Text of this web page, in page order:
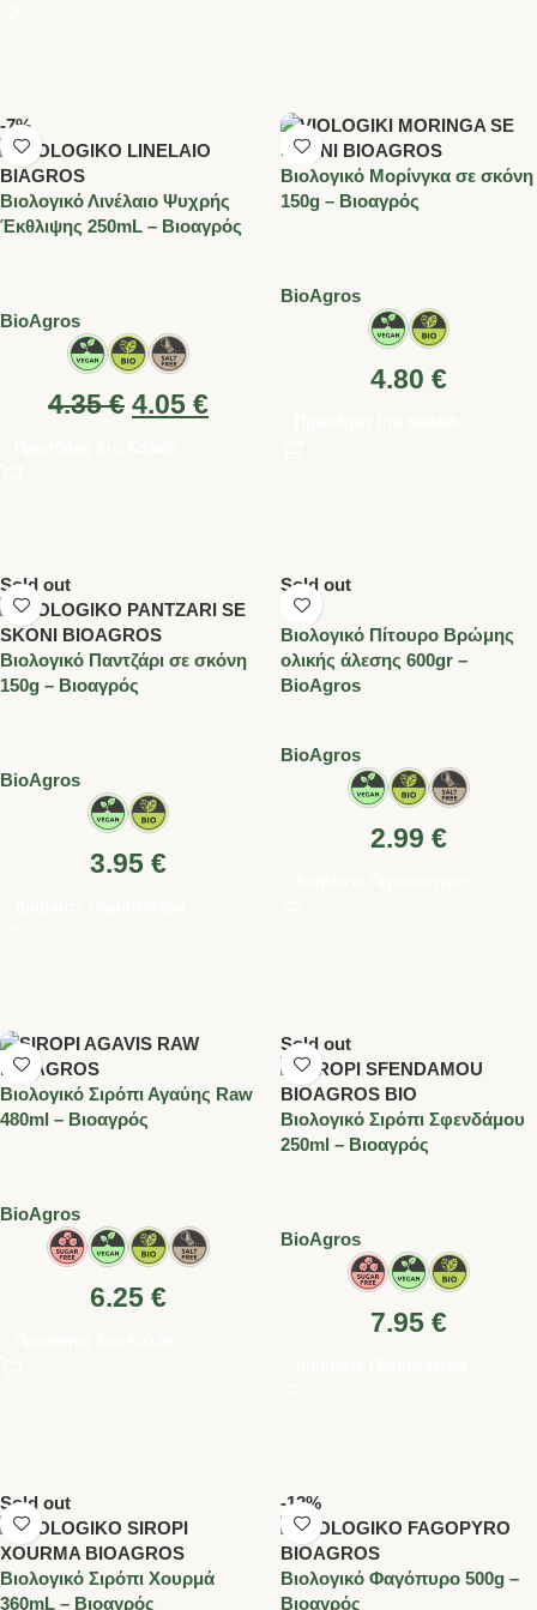
-7%
Βιολογικό Λινέλαιο Ψυχρής
Έκθλιψης 250mL – Βιοαγρός
BioAgros
4.35€ 4.05 €
Βιολογικό Μορίνγκα σε σκόνη
150g – Βιοαγρός
BioAgros
4.80 €
Sold out
Βιολογικό Παντζάρι σε σκόνη
150g – Βιοαγρός
BioAgros
3.95 €
Sold out
Βιολογικό Πίτουρο Βρώμης
ολικής άλεσης 600gr –
BioAgros
BioAgros
2.99 €
Βιολογικό Σιρόπι Αγαύης Raw
480ml – Βιοαγρός
BioAgros
6.25 €
Sold out
Βιολογικό Σιρόπι Σφενδάμου
250ml – Βιοαγρός
BioAgros
7.95 €
Sold out
Βιολογικό Σιρόπι Χουρμά
360mL – Βιοαγρός
-12%
Βιολογικό Φαγόπυρο 500g –
Βιοαγρός